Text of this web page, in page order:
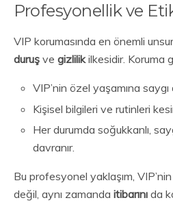
Profesyonellik ve
VIP korumasında en önemli
duruş ve gizlilikilkesidir. Koruma
VIP’nin özel yaşamına saygı
Kişisel bilgileri ve rutinleri
Her durumda soğukkanlı,
davranır.
Bu profesyonel yaklaşım,
değil, aynı zamanda itibarını da